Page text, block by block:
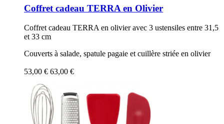
Coffret cadeau TERRA en Olivier
Coffret cadeau TERRA en olivier avec 3 ustensiles entre 31,5
et 33 cm
Couverts à salade, spatule pagaie et cuillère striée en olivier
53,00 € 63,00 €